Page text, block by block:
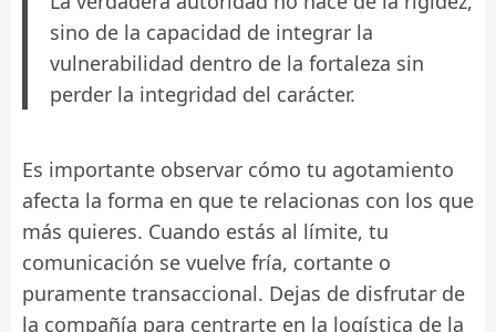
sino de la capacidad de integrar la
vulnerabilidad dentro de la fortaleza sin
perder la integridad del carácter.
Es importante observar cómo tu agotamiento
afecta la forma en que te relacionas con los que
más quieres. Cuando estás al límite, tu
comunicación se vuelve fría, cortante o
puramente transaccional. Dejas de disfrutar de
la compañía para centrarte en la logística de la